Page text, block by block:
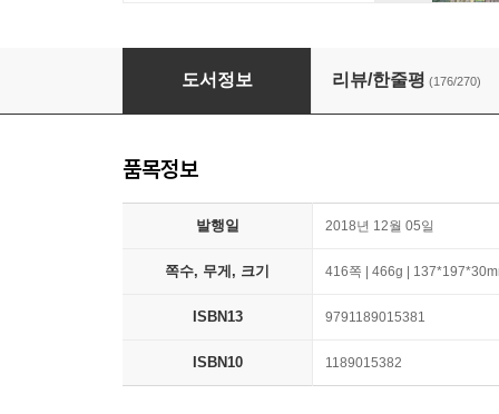
돌이킬 수 있는
도서정보 리뷰/한줄평 (176/270)
품목정보
발행일 2018년 12월 05일
쪽수, 무게, 크기 416쪽 | 466g |
ISBN13 9791189015381
ISBN10 1189015382